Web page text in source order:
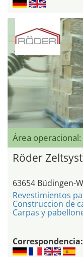
Área
Röder
63654 Büdingen-
Revestimientos
Construccion de
Carpas y
Correspondencia: